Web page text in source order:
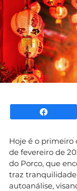
Hoje é o primeiro
de fevereiro de
do Porco, que
traz
autoanálise,